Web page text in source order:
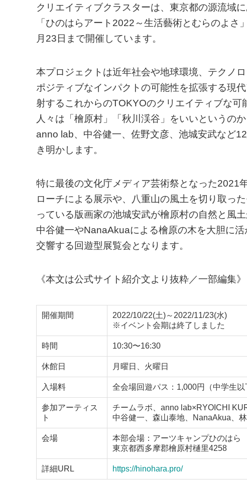
クリエイティブクラスターは、東京都の源流域
「ひのはらアート2022～生活藝術とむらのよ
月23日まで開催しています。
本プロジェクトは近年社会や地球環境、テクノ
ポジティブなインパクトの可能性を拡張する現
射するこれからのTOKYOのクリエイティブな
人々は「檜原村」「秋川渓谷」をいいというの
anno lab、中谷健一、佐野文彦、池城安武など
き明かします。
特に最後の文化庁メディア芸術祭となった2021
ローチによる展示や、八重山の風土を切り取っ
っている版画家の池城安武が檜原村の自然と風
中谷健一やNanaAkuaによる檜原の木を大胆に
交響する回遊型展覧会となります。
《本文は公式サイト紹介文より抜粋／一部編集》
開催期間
2022/10/22(土)～2022/11/23(水)
※イベント会期は終了しました
時間 10:30〜16:30
休館日 月曜日、火曜日
入場料 全会場回遊パス：1,000円（中学生以
参加アーティス
ト
チームラボ、anno lab×RYOICHI
中谷健一、森山泰地、NanaAkua、
会場
本部会場：アーツキャンプひのはら
東京都西多摩郡檜原村樋里4258
詳細URL https://hinohara.pro/